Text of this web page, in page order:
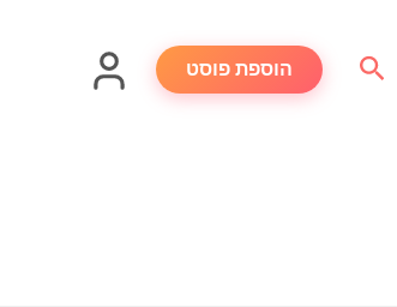
חיפוש הוספת פוסט